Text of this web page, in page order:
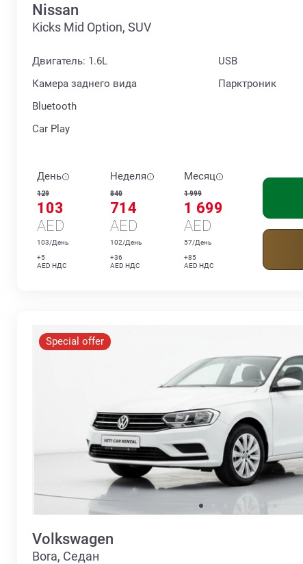
Nissan
Kicks Mid Option, SUV
Двигатель: 1.6L
Камера заднего вида
Bluetooth
Car Play
USB
Парктроник
День
129
103
AED
103/День
+5
AED НДС
Неделя
840
714
AED
102/День
+36
AED НДС
Месяц
1 999
1 699
AED
57/День
+85
AED НДС
Special offer
Volkswagen
Bora, Седан